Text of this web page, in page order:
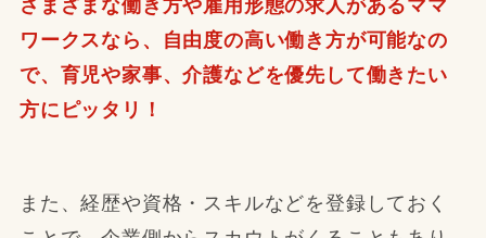
さまざまな働き方や雇用形態の求人があるママ
ワークスなら、自由度の高い働き方が可能なの
で、育児や家事、介護などを優先して働きたい
方にピッタリ！
また、経歴や資格・スキルなどを登録しておく